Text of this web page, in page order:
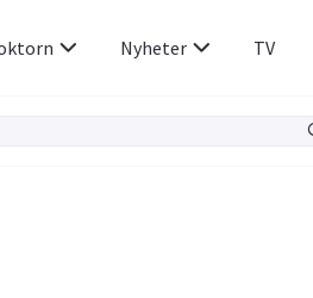
Nyheter TV